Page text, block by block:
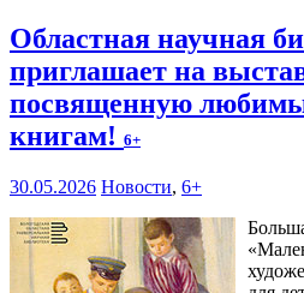
Областная научная
приглашает на
посвященную
книгам! 6+
30.05.2026 Новости, 6+